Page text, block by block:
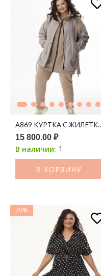
А869 КУРТКА С
15 800.00 ₽
В наличии: 1
В КОРЗИНУ
20%